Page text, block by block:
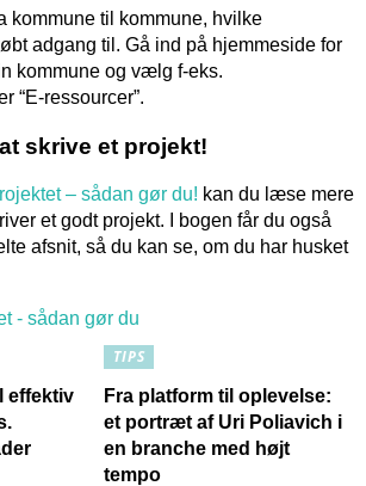
kommune til kommune, hvilke
adgang til. Gå ind på hjemmeside for
kommune og vælg f-eks.
“E-ressourcer”.
skrive et projekt!
– sådan gør du! kan du læse mere
et godt projekt. I bogen får du også
afsnit, så du kan se, om du har husket
effektiv
TIPS
Fra platform til oplevelse:
et portræt af Uri Poliavich i
en branche med højt
tempo